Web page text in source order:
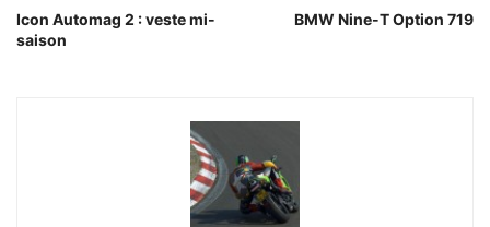
Icon Automag 2 : veste mi-
saison
BMW Nine-T Option 719